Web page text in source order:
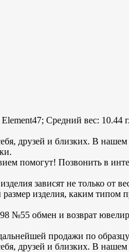
Средний вес: 10.44 г.
друзей и близких. В нашем
помогут! Позвонить в
зависят не только от
изделия, каким типом
№55 обмен и возврат
продажи по образцу
друзей и близких. В нашем